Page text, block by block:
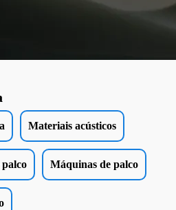
Materiais acústicos
Máquinas de palco